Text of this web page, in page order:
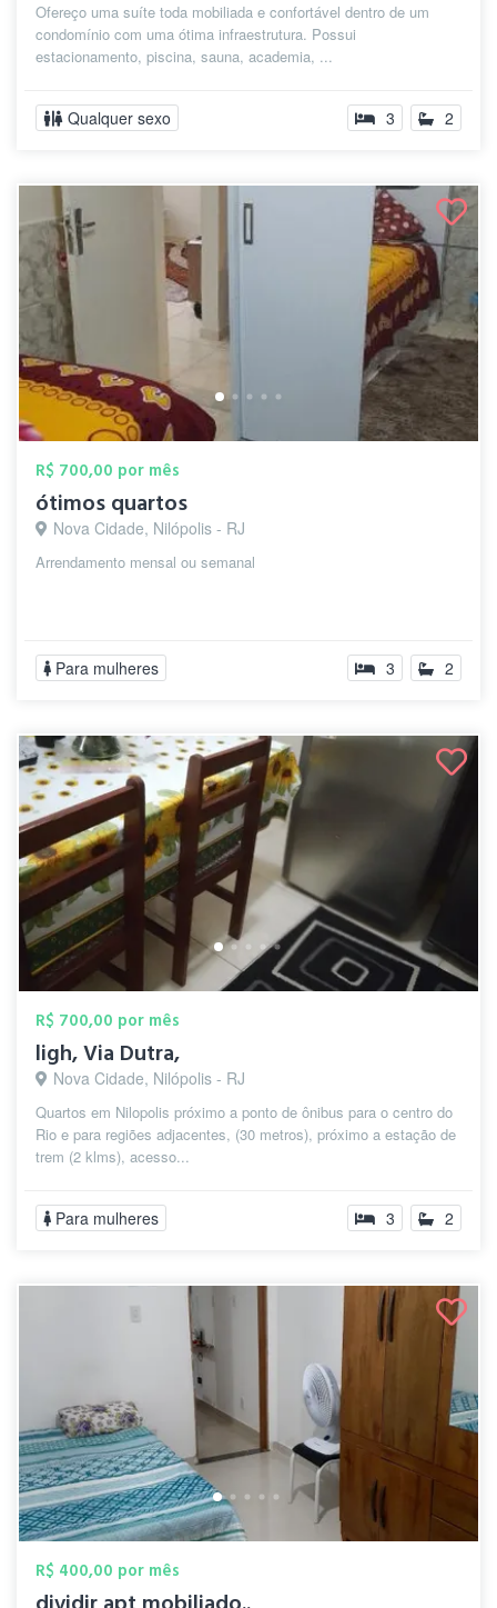
Ofereço uma suíte toda mobiliada e confortável dentro de um
condomínio com uma ótima infraestrutura. Possui
estacionamento, piscina, sauna, academia, ...
Qualquer sexo 3 2
R$ 700,00 por mês
ótimos quartos
Nova Cidade, Nilópolis - RJ
Arrendamento mensal ou semanal
Para mulheres 3 2
R$ 700,00 por mês
ligh, Via Dutra,
Nova Cidade, Nilópolis - RJ
Quartos em Nilopolis próximo a ponto de ônibus para o centro do
Rio e para regiões adjacentes, (30 metros), próximo a estação de
trem (2 klms), acesso...
Para mulheres 3 2
R$ 400,00 por mês